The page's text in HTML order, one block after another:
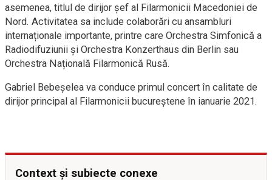
asemenea, titlul de dirijor șef al Filarmonicii Macedoniei de
Nord. Activitatea sa include colaborări cu ansambluri
internaționale importante, printre care Orchestra Simfonică a
Radiodifuziunii și Orchestra Konzerthaus din Berlin sau
Orchestra Națională Filarmonică Rusă.
Gabriel Bebeșelea va conduce primul concert în calitate de
dirijor principal al Filarmonicii bucureștene în ianuarie 2021.
Context și subiecte conexe